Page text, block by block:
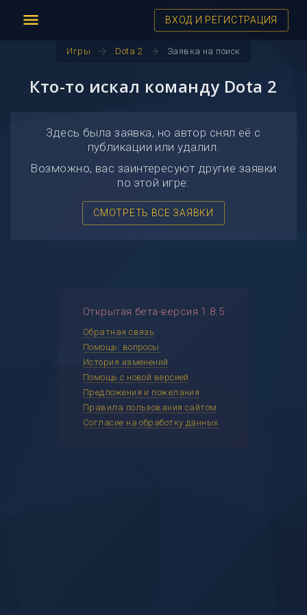
menu ВХОД И РЕГИСТРАЦИЯ
Игры arrow_forward Dota 2 arrow_forward Заявка на поиск
Кто-то искал команду Dota 2
Здесь была заявка, но автор снял её с
публикации или удалил.
Возможно, вас заинтересуют другие заявки
по этой игре:
СМОТРЕТЬ ВСЕ ЗАЯВКИ
Открытая бета-версия 1.8.5
Обратная связь
Помощь: вопросы
История изменений
Помощь с новой версией
Предложения и пожелания
Правила пользования сайтом
Согласие на обработку данных